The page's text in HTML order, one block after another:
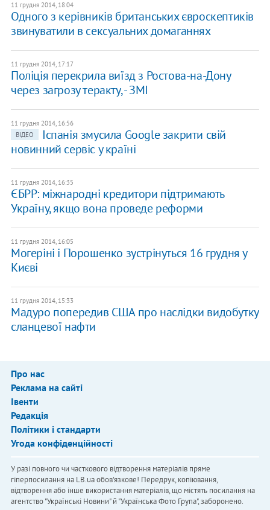
11 грудня 2014, 18:04
Одного з керівників британських євроскептиків
звинуватили в сексуальних домаганнях
11 грудня 2014, 17:17
Поліція перекрила виїзд з Ростова-на-Дону
через загрозу теракту, - ЗМІ
11 грудня 2014, 16:56
ВІДЕО
Іспанія змусила Google закрити свій
новинний сервіс у країні
11 грудня 2014, 16:35
ЄБРР: міжнародні кредитори підтримають
Україну, якщо вона проведе реформи
11 грудня 2014, 16:05
Могеріні і Порошенко зустрінуться 16 грудня у
Києві
11 грудня 2014, 15:33
Мадуро попередив США про наслідки видобутку
сланцевої нафти
Про нас
Реклама на сайті
Івенти
Редакція
Політики і стандарти
Угода конфіденційності
У разі повного чи часткового відтворення матеріалів пряме
гіперпосилання на LB.ua обов'язкове! Передрук, копіювання,
відтворення або інше використання матеріалів, що містять посилання на
агентство "Українськi Новини" й "Українська Фото Група", заборонено.